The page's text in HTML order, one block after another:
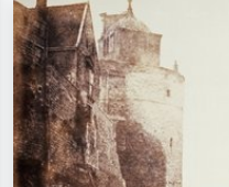
Recherchez par artiste, titre ou style –
ex. Monet, Nuit étoilée,
impressionnisme, vague de Hokusai,
nu.